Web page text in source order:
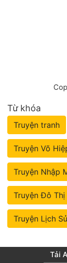
Từ khóa
Truyện tranh
Truyện Võ
Truyện Nhập
Truyện Đô Thị
Truyện Lịch
Tải